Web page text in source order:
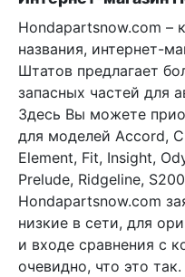
Hondapartsnow.com –
названия, интернет-
Штатов предлагает
запасных частей для
Здесь Вы можете
для моделей Accord,
Element, Fit, Insight,
Prelude, Ridgeline,
Hondapartsnow.com
низкие в сети, для
и входе сравнения с
очевидно, что это